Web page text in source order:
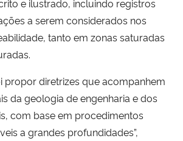
e ilustrado, incluindo registros
a serem considerados nos
tanto em zonas saturadas
propor diretrizes que acompanhem
da geologia de engenharia e dos
com base em procedimentos
a grandes profundidades”,